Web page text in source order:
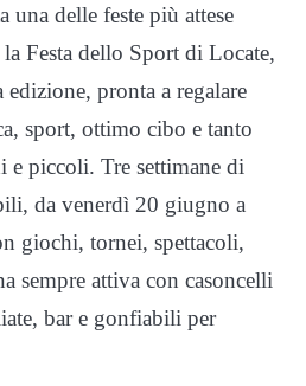
una delle feste più attese
la Festa dello Sport di Locate,
edizione, pronta a regalare
sport, ottimo cibo e tanto
e piccoli. Tre settimane di
da venerdì 20 giugno a
giochi, tornei, spettacoli,
sempre attiva con casoncelli
bar e gonfiabili per